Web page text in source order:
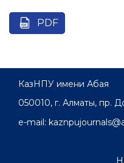
PDF
КазНПУ имени Абая
050010, г. Алматы, пр.
e-mail: